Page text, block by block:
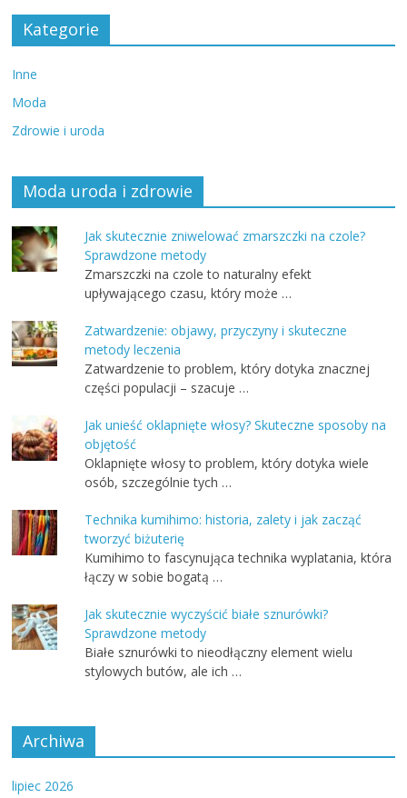
Kategorie
Inne
Moda
Zdrowie i uroda
Moda uroda i zdrowie
Jak skutecznie zniwelować zmarszczki na czole?
Sprawdzone metody
Zmarszczki na czole to naturalny efekt
upływającego czasu, który może …
Zatwardzenie: objawy, przyczyny i skuteczne
metody leczenia
Zatwardzenie to problem, który dotyka znacznej
części populacji – szacuje …
Jak unieść oklapnięte włosy? Skuteczne sposoby na
objętość
Oklapnięte włosy to problem, który dotyka wiele
osób, szczególnie tych …
Technika kumihimo: historia, zalety i jak zacząć
tworzyć biżuterię
Kumihimo to fascynująca technika wyplatania, która
łączy w sobie bogatą …
Jak skutecznie wyczyścić białe sznurówki?
Sprawdzone metody
Białe sznurówki to nieodłączny element wielu
stylowych butów, ale ich …
Archiwa
lipiec 2026